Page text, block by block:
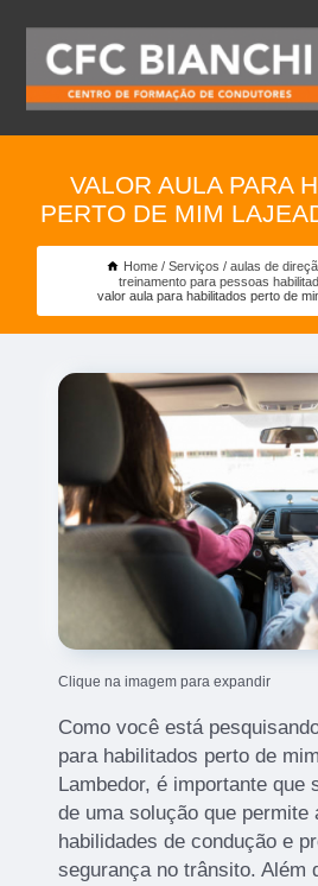
VALOR AULA PARA
PERTO DE MIM
Home Serviços
aulas de
treinamento para pessoas
valor aula para habilitados perto de
Clique na imagem para expandir
Como você está
para habilitados perto de
Lambedor, é importante que
de uma solução que permite
habilidades de condução e
segurança no trânsito. Além